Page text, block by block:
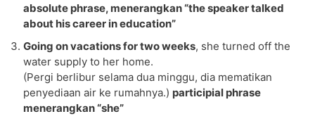
absolute phrase, menerangkan “the speaker talked
about his career in education”
Going on vacations for two weeks, she turned off the
water supply to her home.
(Pergi berlibur selama dua minggu, dia mematikan
penyediaan air ke rumahnya.) participial phrase
menerangkan “she”